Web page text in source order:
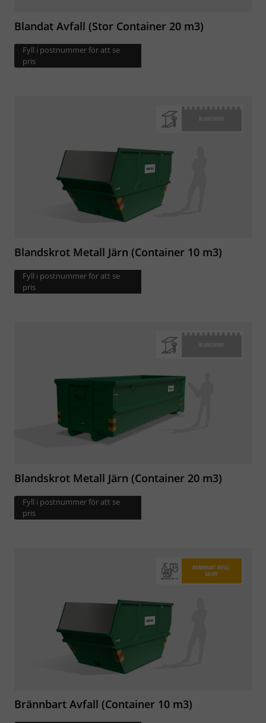
Blandat Avfall (Stor Container 20 m3)
Fyll i postnummer för att se
pris
Blandskrot Metall Järn (Container 10 m3)
Fyll i postnummer för att se
pris
Blandskrot Metall Järn (Container 20 m3)
Fyll i postnummer för att se
pris
Brännbart Avfall (Container 10 m3)